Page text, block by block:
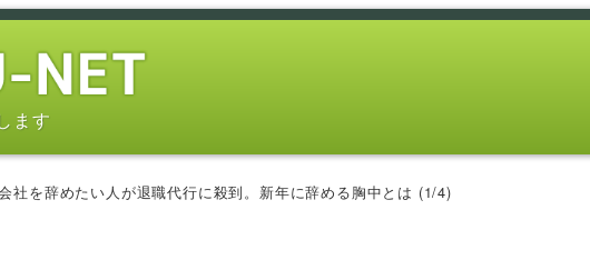
ます
社を辞めたい人が退職代行に殺到。新年に辞める胸中とは (1/4)